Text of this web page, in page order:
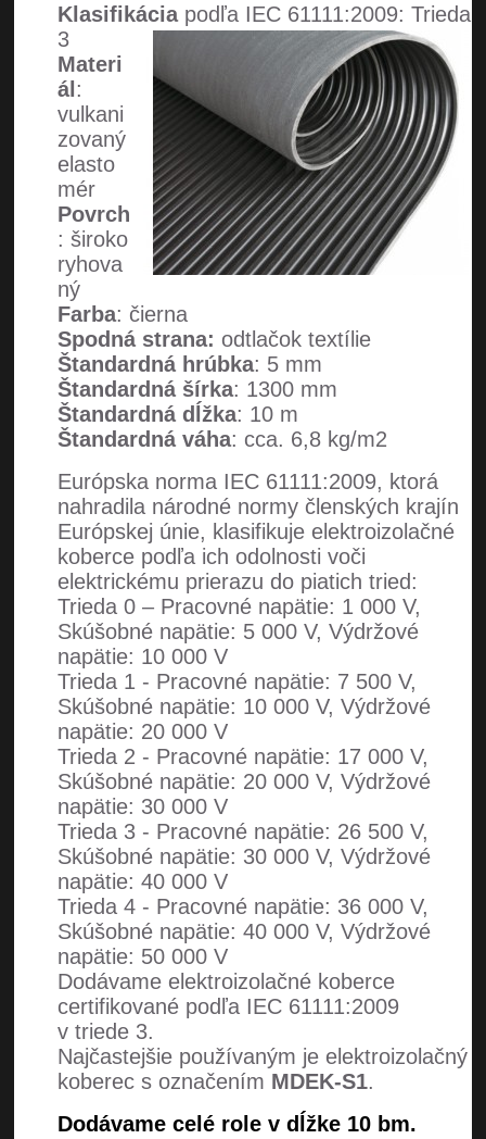
Klasifikáciapodľa IEC 61111:2009: Trieda
3
Materi
ál :
vulkani
zovaný
elasto
mér
Povrch
: široko
ryhova
ný
Farba: čierna
Spodná strana: odtlačok textílie
Štandardná hrúbka: 5 mm
Štandardná šírka: 1300 mm
Štandardná dĺžka: 10 m
Štandardná váha: cca. 6,8 kg/m2
Európska norma IEC 61111:2009, ktorá
nahradila národné normy členských krajín
Európskej únie, klasifikuje elektroizolačné
koberce podľa ich odolnosti voči
elektrickému prierazu do piatich tried:
Trieda 0 – Pracovné napätie: 1 000 V,
Skúšobné napätie: 5 000 V, Výdržové
napätie: 10 000 V
Trieda 1 - Pracovné napätie: 7 500 V,
Skúšobné napätie: 10 000 V, Výdržové
napätie: 20 000 V
Trieda 2 - Pracovné napätie: 17 000 V,
Skúšobné napätie: 20 000 V, Výdržové
napätie: 30 000 V
Trieda 3 - Pracovné napätie: 26 500 V,
Skúšobné napätie: 30 000 V, Výdržové
napätie: 40 000 V
Trieda 4 - Pracovné napätie: 36 000 V,
Skúšobné napätie: 40 000 V, Výdržové
napätie: 50 000 V
Dodávame elektroizolačné koberce
certifikované podľa IEC 61111:2009
v triede 3.
Najčastejšie používaným je elektroizolačný
koberec s označením MDEK-S1.
Dodávame celé role v dĺžke 10 bm.